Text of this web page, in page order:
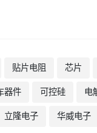
贴片电阻 芯片
器件 可控硅 电
立隆电子 华威电子